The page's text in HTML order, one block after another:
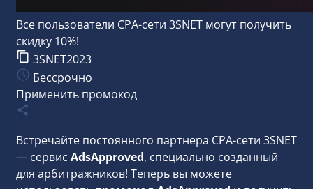
Все пользователи CPA-сети 3SNET могут получить
скидку 10%!
3SNET2023
Бессрочно
Применить промокод
Встречайте постоянного партнера CPA-сети 3SNET
— сервис AdsApproved, специально созданный
для арбитражников! Теперь вы можете